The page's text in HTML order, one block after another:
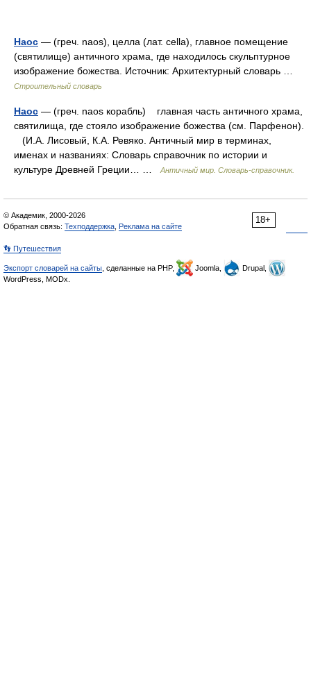
Наос — (греч. naos), целла (лат. cella), главное помещение
(святилище) античного храма, где находилось скульптурное
изображение божества. Источник: Архитектурный словарь …
Строительный словарь
Наос — (греч. naos корабль) главная часть античного храма,
святилища, где стояло изображение божества (см. Парфенон).
(И.А. Лисовый, К.А. Ревяко. Античный мир в терминах,
именах и названиях: Словарь справочник по истории и
культуре Древней Греции… …
Античный мир. Словарь-справочник.
18+
© Академик, 2000-2026
Обратная связь: Техподдержка Реклама на сайте
👣 Путешествия
Экспорт словарей на сайты , сделанные на PHP, Joomla,
Drupal,
WordPress, MODx.